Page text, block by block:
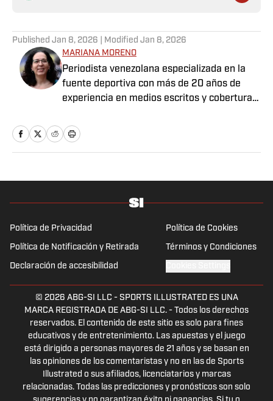
Published Jan 8, 2026 | Modified Jan 8, 2026
MARIANA MORENO
Periodista venezolana especializada en la
fuente deportiva con más de 20 años de
experiencia en medios escritos y cobertura
Panamericanos, Juegos Olímpicos, entre
otros eventos.
Política de Privacidad Política de Cookies
Política de Notificación y Retirada Términos y Condiciones
Declaración de accesibilidad
© 2026 ABG-SI LLC - SPORTS ILLUSTRATED ES UNA
MARCA REGISTRADA DE ABG-SI LLC. - Todos los derechos
reservados. El contenido de este sitio es solo para fines
educativos y de entretenimiento. Las apuestas y el juego
está dirigido a personas mayores de 21 años y se basan en
las opiniones de los comentaristas y no en las de Sports
Illustrated o sus afiliados, licenciatarios y marcas
relacionadas. Todas las predicciones y pronósticos son solo